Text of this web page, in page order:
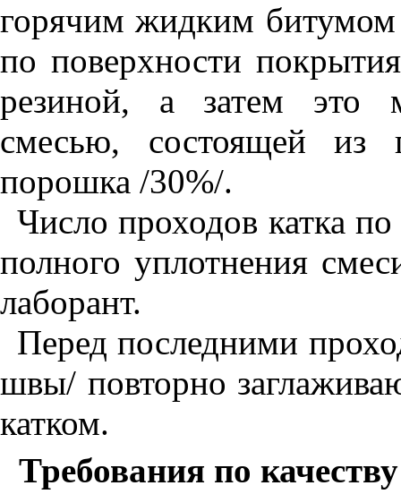
горячим жидким
по поверхности
резиной, а затем это
смесью, состоящей из
порошка /30%/.
Число проходов катка
полного уплотнения
лаборант.
Перед последними
швы/ повторно
катком.
Требования по